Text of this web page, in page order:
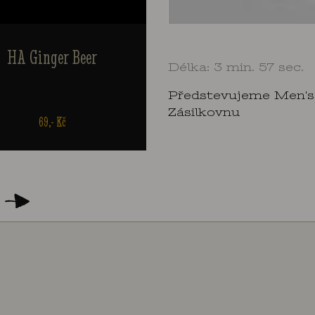
HA Ginger Beer
69,- Kč
Lipton Green 0,33l, plech
Délka: 3 min. 57 sec.
Předstevujeme
Zásilkovnu